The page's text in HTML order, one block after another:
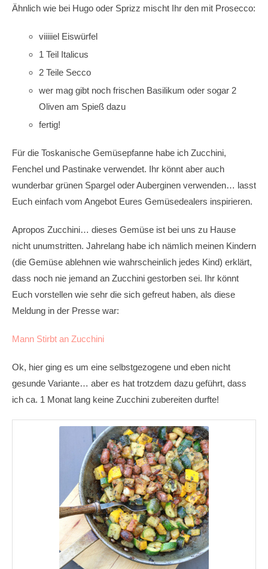
Ähnlich wie bei Hugo oder Sprizz mischt Ihr den mit Prosecco:
viiiiiel Eiswürfel
1 Teil Italicus
2 Teile Secco
wer mag gibt noch frischen Basilikum oder sogar 2
Oliven am Spieß dazu
fertig!
Für die Toskanische Gemüsepfanne habe ich Zucchini,
Fenchel und Pastinake verwendet. Ihr könnt aber auch
wunderbar grünen Spargel oder Auberginen verwenden… lasst
Euch einfach vom Angebot Eures Gemüsedealers inspirieren.
Apropos Zucchini… dieses Gemüse ist bei uns zu Hause
nicht unumstritten. Jahrelang habe ich nämlich meinen Kindern
(die Gemüse ablehnen wie wahrscheinlich jedes Kind) erklärt,
dass noch nie jemand an Zucchini gestorben sei. Ihr könnt
Euch vorstellen wie sehr die sich gefreut haben, als diese
Meldung in der Presse war:
Mann Stirbt an Zucchini
Ok, hier ging es um eine selbstgezogene und eben nicht
gesunde Variante… aber es hat trotzdem dazu geführt, dass
ich ca. 1 Monat lang keine Zucchini zubereiten durfte!